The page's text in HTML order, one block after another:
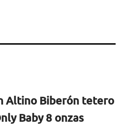
Altino Biberón tetero
Baby 8 onzas